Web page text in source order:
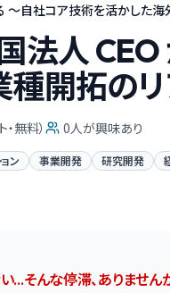
〜自社コア技術を活かした
法人
開拓の
・無料） 0人が興味あり
ン 事業開発 研究開発
…そんな停滞、ありません